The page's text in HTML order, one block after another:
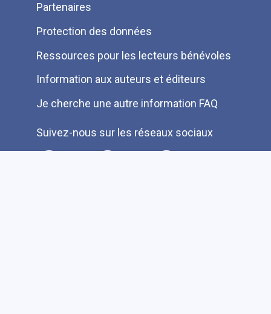
Partenaires
Protection des données
Ressources pour les lecteurs bénévoles
Information aux auteurs et éditeurs
Je cherche une autre information FAQ
Suivez-nous sur les réseaux sociaux